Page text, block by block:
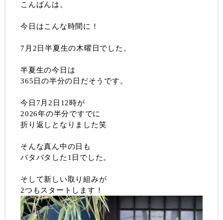
こんばんは。
今日はこんな時間に！
7月2日半夏生の木曜日でした。
半夏生の今日は
365日の半分の日だそうです。
今日7月2日12時が
2026年の半分ですでに
折り返しとなりました笑
そんな真ん中の日も
バタバタした1日でした。
そして新しい取り組みが
2つもスタートします！